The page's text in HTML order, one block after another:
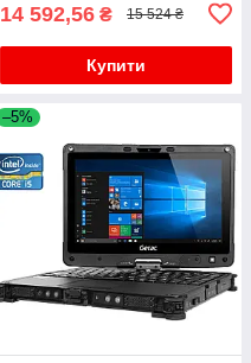
14 592,56 ₴ 15 524 ₴
Купити
–5%